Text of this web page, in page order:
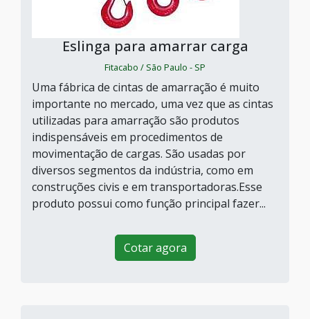
Eslinga para amarrar carga
Fitacabo / São Paulo - SP
Uma fábrica de cintas de amarração é muito
importante no mercado, uma vez que as cintas
utilizadas para amarração são produtos
indispensáveis em procedimentos de
movimentação de cargas. São usadas por
diversos segmentos da indústria, como em
construções civis e em transportadoras.Esse
produto possui como função principal fazer...
Cotar agora